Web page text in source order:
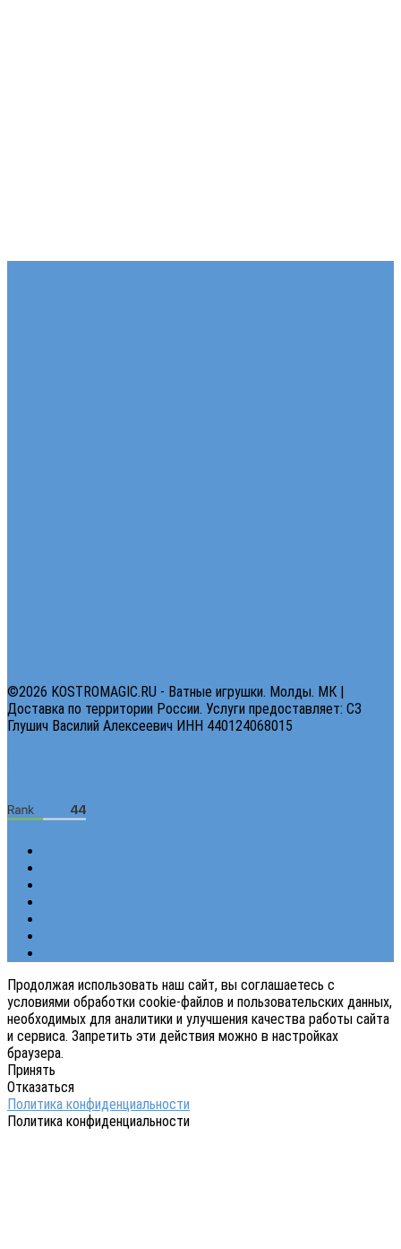
©2026 KOSTROMAGIC.RU - Ватные игрушки. Молды. МК |
Доставка по территории России. Услуги предоставляет: СЗ
Глушич Василий Алексеевич ИНН 440124068015
Продолжая использовать наш сайт, вы соглашаетесь с
условиями обработки cookie-файлов и пользовательских данных,
необходимых для аналитики и улучшения качества работы сайта
и сервиса. Запретить эти действия можно в настройках
браузера.
Принять
Отказаться
Политика конфиденциальности
Политика конфиденциальности